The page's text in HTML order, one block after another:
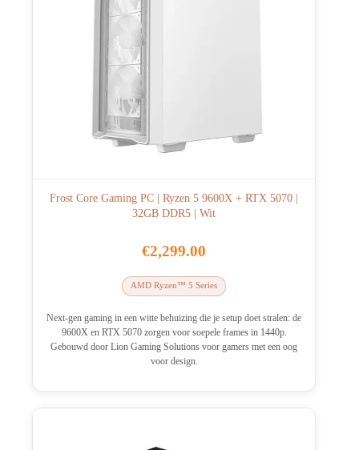
Frost Core Gaming PC | Ryzen 5 9600X + RTX 5070 |
32GB DDR5 | Wit
€2,299.00
AMD Ryzen™ 5 Series
Next-gen gaming in een witte behuizing die je setup doet stralen: de
9600X en RTX 5070 zorgen voor soepele frames in 1440p.
Gebouwd door Lion Gaming Solutions voor gamers met een oog
voor design.